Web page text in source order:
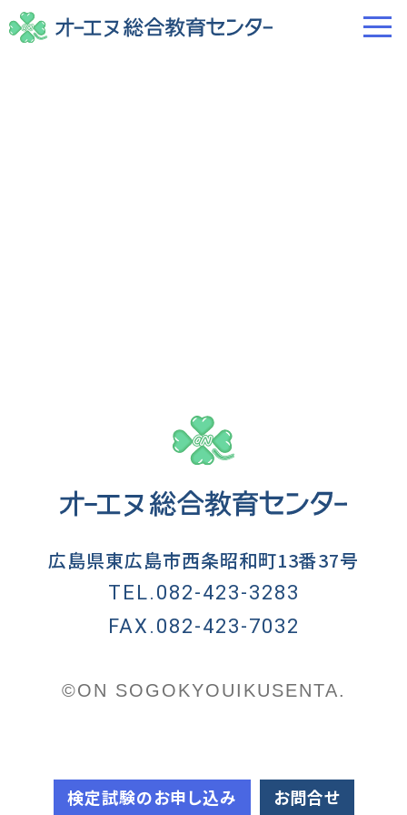
検定試験のお申し込み お問合せ
広島県東広島市西条昭和町13番37号
TEL.082-423-3283
FAX.082-423-7032
©ON SOGOKYOUIKUSENTA.